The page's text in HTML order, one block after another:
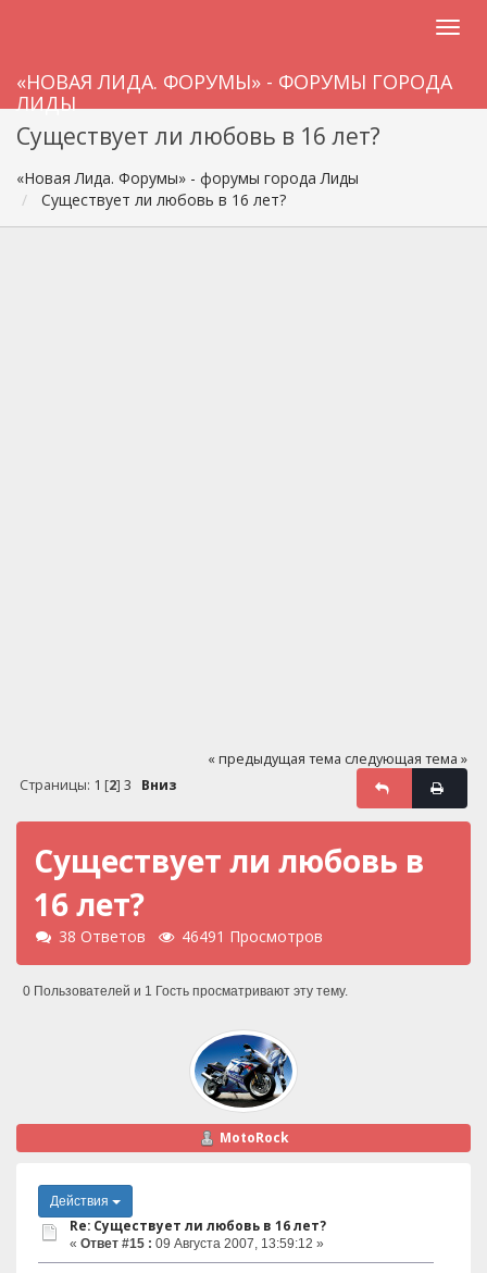
«НОВАЯ ЛИДА. ФОРУМЫ» - ФОРУМЫ ГОРОДА
ЛИДЫ
Существует ли любовь в 16 лет?
«Новая Лида. Форумы» - форумы города Лиды
Существует ли любовь в 16 лет?
« предыдущая тема следующая тема »
Страницы: 1 [2] 3 Вниз
Существует ли любовь в
16 лет?
38 Ответов 46491 Просмотров
0 Пользователей и 1 Гость просматривают эту тему.
MotoRock
Действия
Re: Существует ли любовь в 16 лет?
« Ответ #15 : 09 Августа 2007, 13:59:12 »